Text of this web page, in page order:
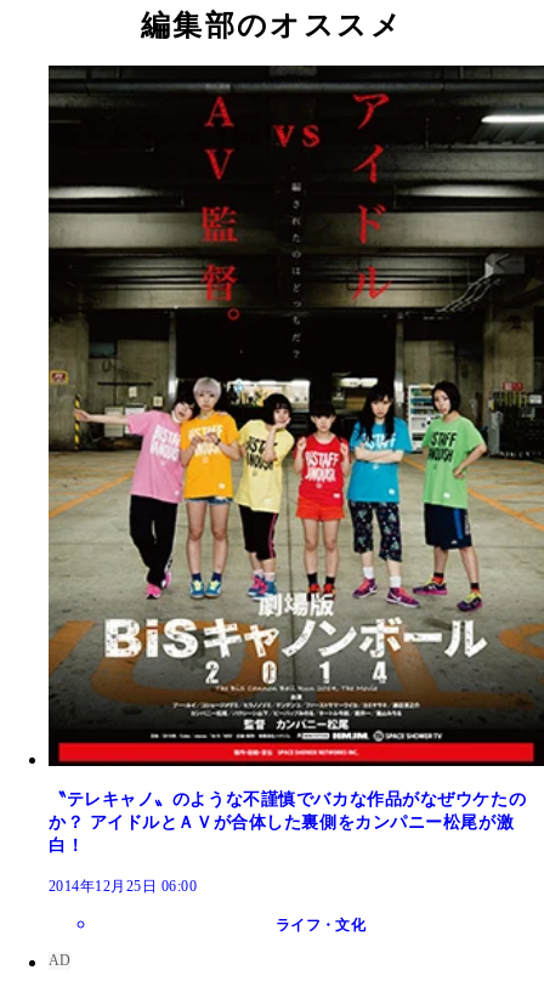
３５年史と女性の“性とセックスの変遷”をたどる
編集部のオススメ
〝テレキャノ〟のような不謹慎でバカな作品がなぜウケたの
か？ アイドルとＡＶが合体した裏側をカンパニー松尾が激
白！
2014年12月25日 06:00
ライフ・文化